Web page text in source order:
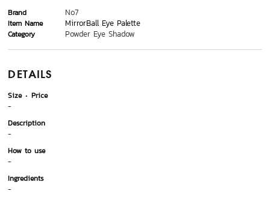
Brand No7
Item Name MirrorBall Eye Palette
Category Powder Eye Shadow
DETAILS
Size
Price
-
Description
-
How to use
-
Ingredients
-